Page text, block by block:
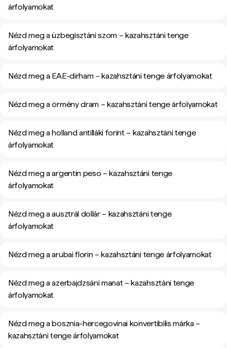
árfolyamokat
Nézd meg a üzbegisztáni szom – kazahsztáni tenge
árfolyamokat
Nézd meg a EAE-dirham – kazahsztáni tenge árfolyamokat
Nézd meg a örmény dram – kazahsztáni tenge árfolyamokat
Nézd meg a holland antilláki forint – kazahsztáni tenge
árfolyamokat
Nézd meg a argentin peso – kazahsztáni tenge
árfolyamokat
Nézd meg a ausztrál dollár – kazahsztáni tenge
árfolyamokat
Nézd meg a arubai florin – kazahsztáni tenge árfolyamokat
Nézd meg a azerbajdzsáni manat – kazahsztáni tenge
árfolyamokat
Nézd meg a bosznia-hercegovinai konvertibilis márka –
kazahsztáni tenge árfolyamokat